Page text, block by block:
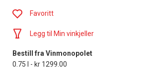
Favoritt
Legg til Min vinkjeller
Bestill fra Vinmonopolet
0.75 l - kr 1299.00